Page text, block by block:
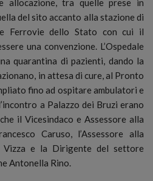
allocazione, tra quelle prese in
del sito accanto alla stazione di
Ferrovie dello Stato con cui il
una convenzione. L’Ospedale
quarantina di pazienti, dando la
in attesa di cure, al Pronto
fino ad ospitare ambulatori e
a Palazzo dei Bruzi erano
il Vicesindaco e Assessore alla
Caruso, l’Assessore alla
Vizza e la Dirigente del settore
Antonella Rino.